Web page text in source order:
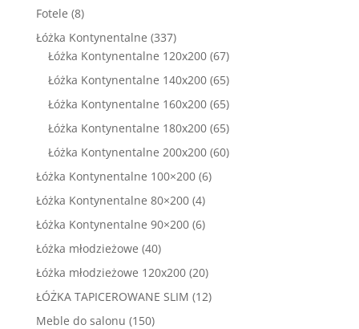
Fotele 88
produktów
Łóżka Kontynentalne 337337
produktów
Łóżka Kontynentalne 120x200 6767
produktów
Łóżka Kontynentalne 140x200 6565
produktów
Łóżka Kontynentalne 160x200 6565
produktów
Łóżka Kontynentalne 180x200 6565
produktów
Łóżka Kontynentalne 200x200 6060
Łóżka Kontynentalne 100×200 66
Łóżka Kontynentalne 80×200 44
produkty
Łóżka Kontynentalne 90×200 66
Łóżka młodzieżowe 4040
produktów
Łóżka młodzieżowe 120x200 2020
produktów
ŁÓŻKA TAPICEROWANE SLIM 1212
Meble do salonu 150150